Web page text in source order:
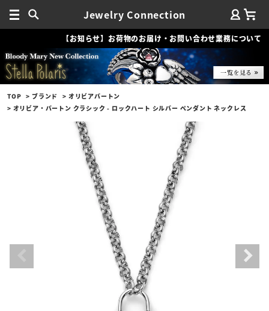
Jewelry Connection
【お知らせ】お荷物のお届け・お問い合わせ業務について
TOP ブランド
オリビアバートン
オリビア・バートン クラシック - ロックハート シルバー ペンダント ネックレス